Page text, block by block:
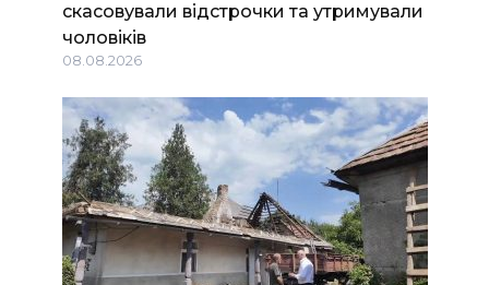
скасовували відстрочки та утримували
чоловіків
08.08.2026